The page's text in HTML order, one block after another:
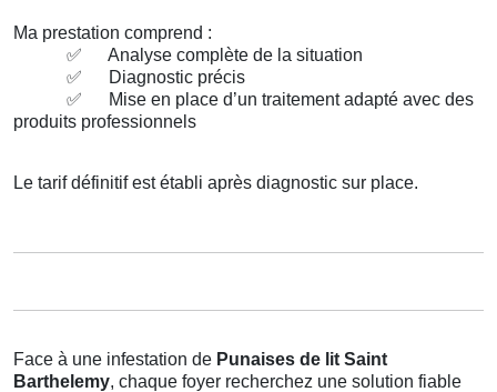
Ma prestation comprend :
✅
Analyse complète de la situation
✅
Diagnostic précis
✅
Mise en place d’un traitement adapté avec des
produits professionnels
Le tarif définitif est établi après diagnostic sur place.
Face à une infestation de Punaises de lit Saint
Barthelemy, chaque foyer recherchez une solution fiable